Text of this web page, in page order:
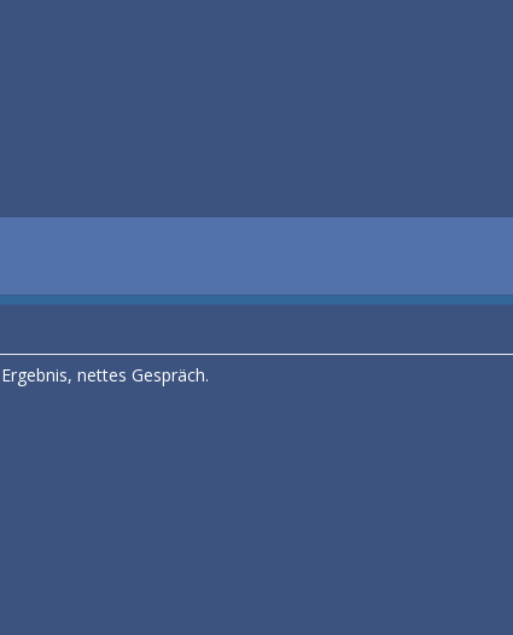
nettes Gespräch.